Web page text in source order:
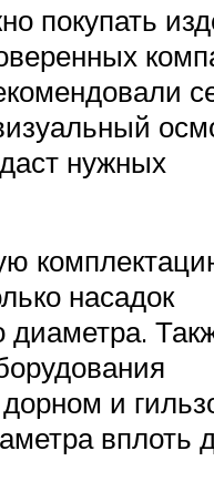
покупать
нужных
насадок
диаметра.
и
вплоть